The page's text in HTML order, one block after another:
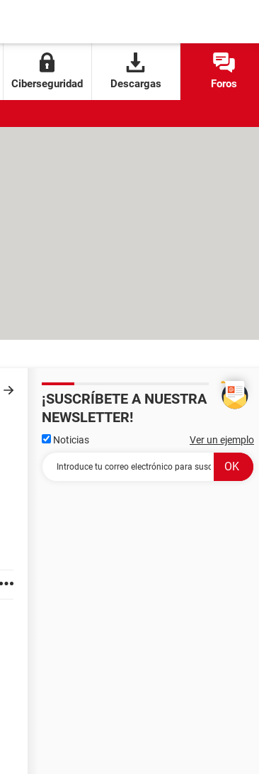
Ciberseguridad Descargas Foros
¡SUSCRÍBETE A NUESTRA
NEWSLETTER!
Noticias Ver un ejemplo